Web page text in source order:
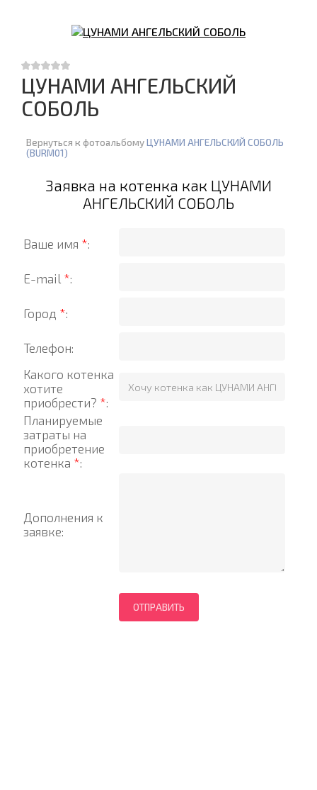
ЦУНАМИ АНГЕЛЬСКИЙ
СОБОЛЬ
Вернуться к фотоальбомуЦУНАМИ АНГЕЛЬСКИЙ СОБОЛЬ
(BURM01)
Заявка на котенка как ЦУНАМИ
АНГЕЛЬСКИЙ СОБОЛЬ
Ваше имя *:
E-mail *:
Город *:
Телефон:
Какого котенка
хотите
приобрести? *:
Планируемые
затраты на
приобретение
котенка *:
Дополнения к
заявке: